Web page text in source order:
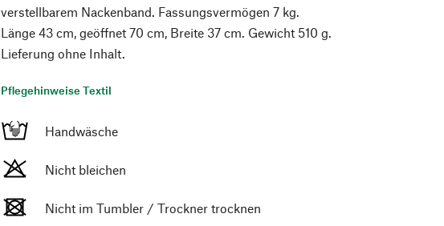
verstellbarem Nackenband. Fassungsvermögen 7 kg.
Länge 43 cm, geöffnet 70 cm, Breite 37 cm. Gewicht 510 g.
Lieferung ohne Inhalt.
Pflegehinweise Textil
Handwäsche
Nicht bleichen
Nicht im Tumbler / Trockner trocknen